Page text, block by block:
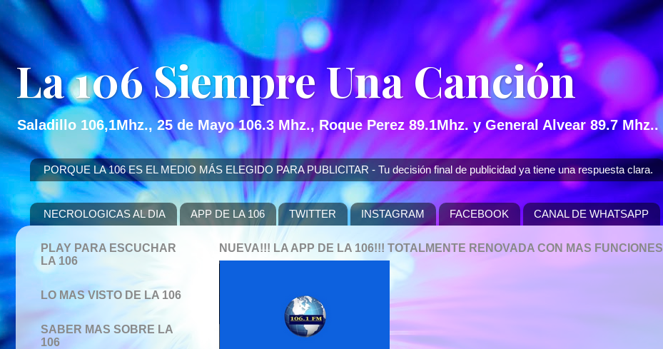
La 106 Siempre Una Canción
Saladillo 106,1Mhz., 25 de Mayo 106.3 Mhz., Roque Perez 89.1Mhz. y General Alvear 89.7 Mhz..
PORQUE LA 106 ES EL MEDIO MÁS ELEGIDO PARA PUBLICITAR - Tu decisión final de publicidad ya tiene una respuesta clara.
NECROLOGICAS AL DIA APP DE LA 106 TWITTER INSTAGRAM FACEBOOK CANAL DE WHATSAPP
NUEVA!!! LA APP DE LA 106!!! TOTALMENTE RENOVADA CON MAS FUNCIONES
PLAY PARA ESCUCHAR
LA 106
LO MAS VISTO DE LA 106
SABER MAS SOBRE LA
106